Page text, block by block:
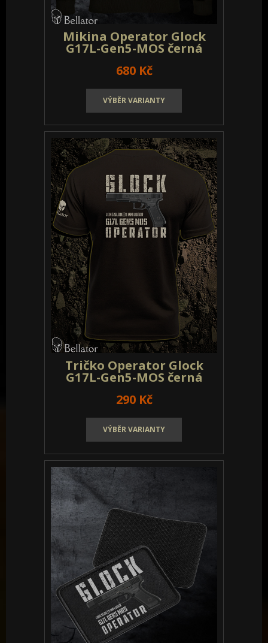
Dámská
Mikina Operator Glock
G17L-Gen5-MOS olivová
680 Kč
Tričko Operator Glock
G17L-Gen5-MOS olivová
290 Kč